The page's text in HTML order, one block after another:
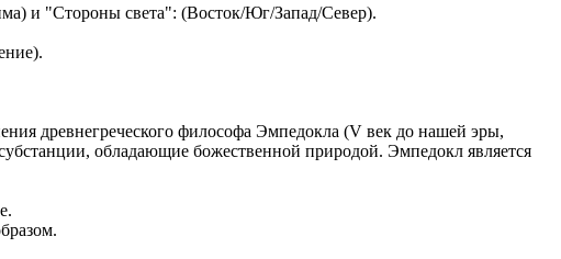
и "Стороны света": (Восток/Юг/Запад/Север).
древнегреческого философа Эмпедокла (V век до нашей эры,
обладающие божественной природой. Эмпедокл является